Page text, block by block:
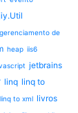
gerenciamento de
heap iis6
jetbrains
linq linq to
linq to xml livros